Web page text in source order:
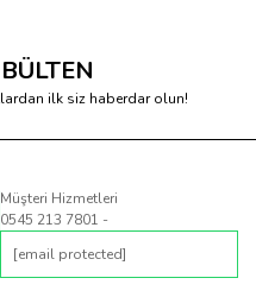
ilk siz haberdar olun!
Müşteri Hizmetleri
0545 213 7801 -
[email protected]